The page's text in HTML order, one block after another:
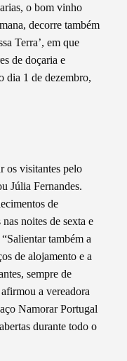
o bom vinho
decorre também
Terra’, em que
de doçaria e
dia 1 de dezembro,
os visitantes pelo
Júlia Fernandes.
de
noites de sexta e
também a
de alojamento e a
sempre de
a vereadora
Namorar Portugal
durante todo o